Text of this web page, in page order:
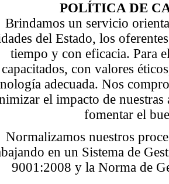
POLÍTICA DE
Brindamos un servicio
del Estado, los
tiempo y con eficacia. Para
capacitados, con valores
adecuada. Nos
el impacto de
fomentar el
Normalizamos nuestros
en un Sistema de
9001:2008 y la Norma de